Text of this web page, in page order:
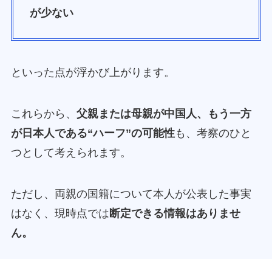
が少ない
といった点が浮かび上がります。
これらから、 父親または母親が中国人、もう一方
が日本人である“ハーフ”の可能性も、考察のひと
つとして考えられます。
ただし、両親の国籍について本人が公表した事実
はなく、現時点では断定できる情報はありませ
ん。